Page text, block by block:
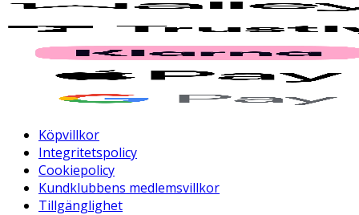
Köpvillkor
Integritetspolicy
Cookiepolicy
Kundklubbens medlemsvillkor
Tillgänglighet